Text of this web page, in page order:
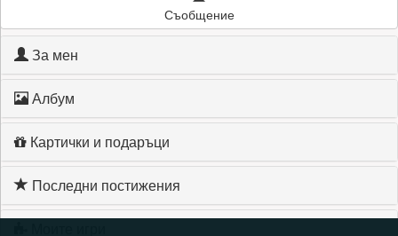
Съобщение
За мен
Албум
Картички и подаръци
Последни постижения